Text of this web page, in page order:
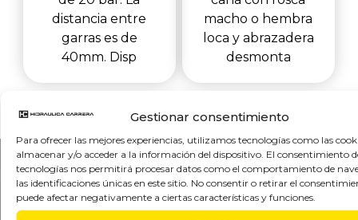
Gestionar consentimiento
Para ofrecer las mejores experiencias, utilizamos tecnologías como las
almacenar y/o acceder a la información del dispositivo. El consentimiento
tecnologías nos permitirá procesar datos como el comportamiento de
las identificaciones únicas en este sitio. No consentir o retirar el
puede afectar negativamente a ciertas características y funciones.
distancia entre
garras es de
40mm. Disp
macho o hembra
loca y abrazadera
desmonta
CONTÁCTANOS